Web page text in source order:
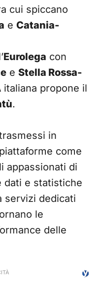
cui spiccano
e Catania-
Eurolega con
e Stella Rossa-
italiana propone il
.
in
come
appassionati di
dati e statistiche
servizi dedicati
le
delle